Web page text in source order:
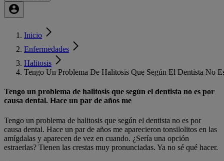
Inicio
Enfermedades
Halitosis
Tengo Un Problema De Halitosis Que Según El Dentista No
Tengo un problema de halitosis que según el dentista no es por
causa dental. Hace un par de años me
Tengo un problema de halitosis que según el dentista no es por
causa dental. Hace un par de años me aparecieron tonsilolitos en las
amígdalas y aparecen de vez en cuando. ¿Sería una opción
estraerlas? Tienen las crestas muy pronunciadas. Ya no sé qué hacer.